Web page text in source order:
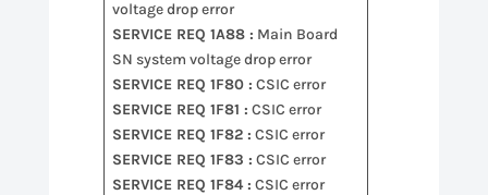
voltage drop error
SERVICE REQ 1A88 : Main Board
SN system voltage drop error
SERVICE REQ 1F80 : CSIC error
SERVICE REQ 1F81 : CSIC error
SERVICE REQ 1F82 : CSIC error
SERVICE REQ 1F83 : CSIC error
SERVICE REQ 1F84 : CSIC error